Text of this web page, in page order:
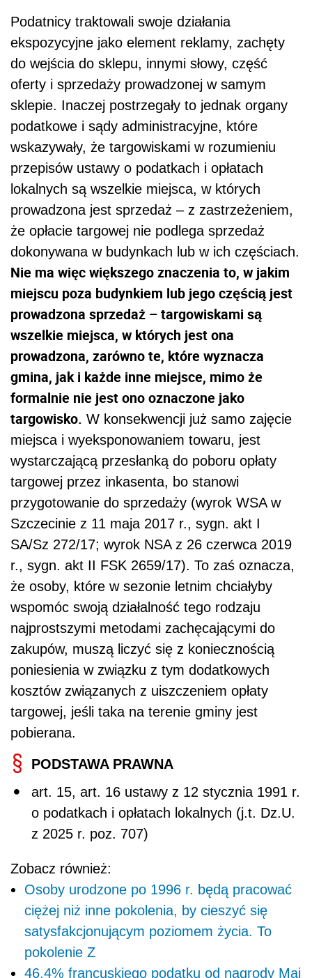
Podatnicy traktowali swoje działania
ekspozycyjne jako element reklamy, zachęty
do wejścia do sklepu, innymi słowy, część
oferty i sprzedaży prowadzonej w samym
sklepie. Inaczej postrzegały to jednak organy
podatkowe i sądy administracyjne, które
wskazywały, że targowiskami w rozumieniu
przepisów ustawy o podatkach i opłatach
lokalnych są wszelkie miejsca, w których
prowadzona jest sprzedaż – z zastrzeżeniem,
że opłacie targowej nie podlega sprzedaż
dokonywana w budynkach lub w ich częściach.
Nie ma więc większego znaczenia to, w jakim
miejscu poza budynkiem lub jego częścią jest
prowadzona sprzedaż – targowiskami są
wszelkie miejsca, w których jest ona
prowadzona, zarówno te, które wyznacza
gmina, jak i każde inne miejsce, mimo że
formalnie nie jest ono oznaczone jako
targowisko. W konsekwencji już samo zajęcie
miejsca i wyeksponowaniem towaru, jest
wystarczającą przesłanką do poboru opłaty
targowej przez inkasenta, bo stanowi
przygotowanie do sprzedaży (wyrok WSA w
Szczecinie z 11 maja 2017 r., sygn. akt I
SA/Sz 272/17; wyrok NSA z 26 czerwca 2019
r., sygn. akt II FSK 2659/17). To zaś oznacza,
że osoby, które w sezonie letnim chciałyby
wspomóc swoją działalność tego rodzaju
najprostszymi metodami zachęcającymi do
zakupów, muszą liczyć się z koniecznością
poniesienia w związku z tym dodatkowych
kosztów związanych z uiszczeniem opłaty
targowej, jeśli taka na terenie gminy jest
pobierana.
PODSTAWA PRAWNA
art. 15, art. 16 ustawy z 12 stycznia 1991 r.
o podatkach i opłatach lokalnych (j.t. Dz.U.
z 2025 r. poz. 707)
Zobacz również:
Osoby urodzone po 1996 r. będą pracować
ciężej niż inne pokolenia, by cieszyć się
satysfakcjonującym poziomem życia. To
pokolenie Z
46,4% francuskiego podatku od nagrody Mai